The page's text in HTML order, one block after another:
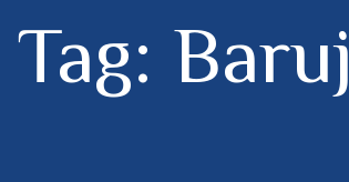
Tag: Baruj